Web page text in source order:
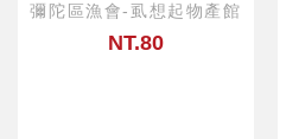
彌陀區漁會-虱想起物產館
NT.80